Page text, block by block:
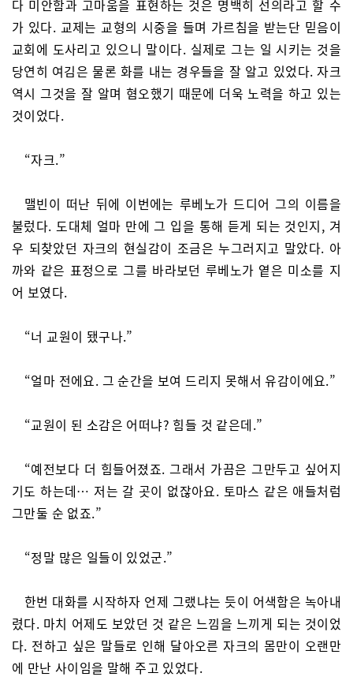
다 미안함과 고마움을 표현하는 것은 명백히 선의라고 할 수
가 있다. 교제는 교형의 시중을 들며 가르침을 받는단 믿음이
교회에 도사리고 있으니 말이다. 실제로 그는 일 시키는 것을
당연히 여김은 물론 화를 내는 경우들을 잘 알고 있었다. 자크
역시 그것을 잘 알며 혐오했기 때문에 더욱 노력을 하고 있는
것이었다.
“자크.”
맬빈이 떠난 뒤에 이번에는 루베노가 드디어 그의 이름을
불렀다. 도대체 얼마 만에 그 입을 통해 듣게 되는 것인지, 겨
우 되찾았던 자크의 현실감이 조금은 누그러지고 말았다. 아
까와 같은 표정으로 그를 바라보던 루베노가 옅은 미소를 지
어 보였다.
“너 교원이 됐구나.”
“얼마 전에요. 그 순간을 보여 드리지 못해서 유감이에요.”
“교원이 된 소감은 어떠냐? 힘들 것 같은데.”
“예전보다 더 힘들어졌죠. 그래서 가끔은 그만두고 싶어지
기도 하는데… 저는 갈 곳이 없잖아요. 토마스 같은 애들처럼
그만둘 순 없죠.”
“정말 많은 일들이 있었군.”
한번 대화를 시작하자 언제 그랬냐는 듯이 어색함은 녹아내
렸다. 마치 어제도 보았던 것 같은 느낌을 느끼게 되는 것이었
다. 전하고 싶은 말들로 인해 달아오른 자크의 몸만이 오랜만
에 만난 사이임을 말해 주고 있었다.